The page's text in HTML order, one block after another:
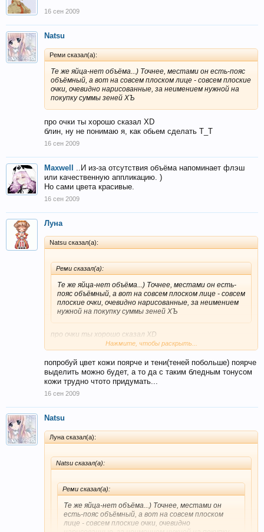
16 сен 2009
Natsu
Реми сказал(а):
Те же яйца-нет объёма...) Точнее, местами он есть-пояс
объёмный, а вот на совсем плоском лице - совсем плоские
очки, очевидно нарисованные, за неимением нужной на
покупку суммы зеней ХЪ
про очки ты хорошо сказал XD
блин, ну не понимаю я, как обьем сделать Т_Т
16 сен 2009
Maxwell
..И из-за отсутствия объёма напоминает флэш
или качественную аппликацию. )
Но сами цвета красивые.
16 сен 2009
Луна
Natsu сказал(а):
Реми сказал(а):
Те же яйца-нет объёма...) Точнее, местами он есть-
пояс объёмный, а вот на совсем плоском лице - совсем
плоские очки, очевидно нарисованные, за неимением
нужной на покупку суммы зеней ХЪ
про очки ты хорошо сказал XD
блин, ну не понимаю я, как обьем сделать Т_Т
Нажмите, чтобы раскрыть...
попробуй цвет кожи поярче и тени(теней побольше) поярче
выделить можно будет, а то да с таким бледным тонусом
кожи трудно чтото придумать...
16 сен 2009
Natsu
Луна сказал(а):
Natsu сказал(а):
Реми сказал(а):
Те же яйца-нет объёма...) Точнее, местами он
есть-пояс объёмный, а вот на совсем плоском
лице - совсем плоские очки, очевидно